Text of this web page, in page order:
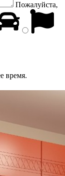
Пожалуйста,
время.